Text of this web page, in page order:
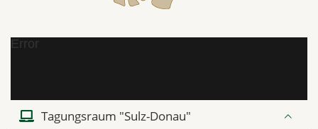
Error
Tagungsraum "Sulz-Donau"